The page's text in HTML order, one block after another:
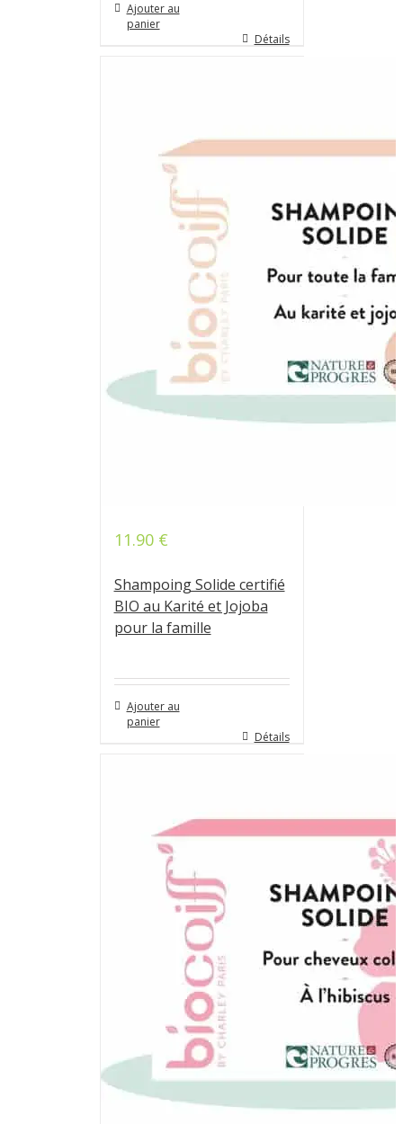
Ajouter au
panier
Détails
11.90 €
Shampoing Solide certifié
BIO au Karité et Jojoba
pour la famille
Ajouter au
panier
Détails